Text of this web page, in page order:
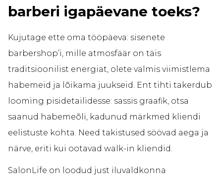
barberi igapäevane toeks?
Kujutage ette oma tööpäeva: sisenete
barbershop’i, mille atmosfäär on täis
traditsioonilist energiat, olete valmis viimistlema
habemeid ja lõikama juukseid. Ent tihti takerdub
looming pisidetailidesse: sassis graafik, otsa
saanud habemeõli, kadunud märkmed kliendi
eelistuste kohta. Need takistused söövad aega ja
närve, eriti kui ootavad walk-in kliendid.
SalonLife on loodud just iluvaldkonna